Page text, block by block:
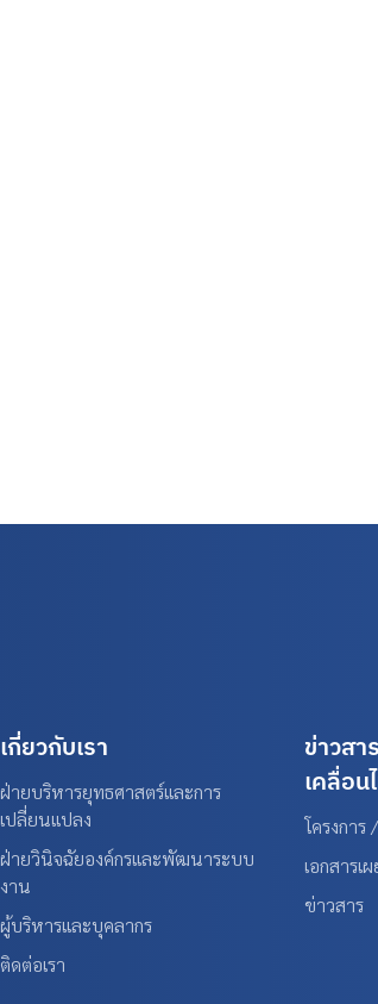
เกี่ยวกับเรา
ฝ่ายบริหารยุทธศาสตร์และการ
เปลี่ยนแปลง
ฝ่ายวินิจฉัยองค์กรและพัฒนาระบบ
งาน
ผู้บริหารและบุคลากร
ติดต่อเรา
ข่าวสา
เคลื่อน
โครงการ
เอกสารเ
ข่าวสาร